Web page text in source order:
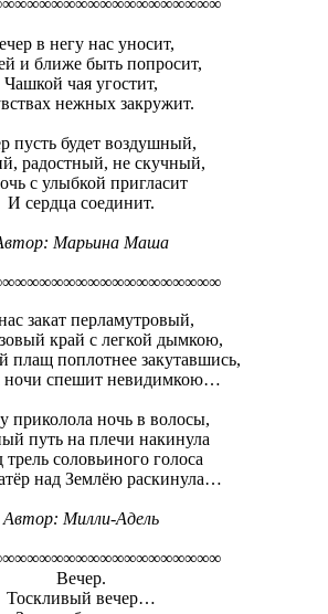
в негу нас уносит,
и ближе быть попросит,
Чашкой чая угостит,
нежных закружит.
пусть будет воздушный,
радостный, не скучный,
с улыбкой пригласит
И сердца соединит.
Марьина Маша
закат перламутровый,
край с легкой дымкою,
плащ поплотнее закутавшись,
ночи спешит невидимкою…
приколола ночь в волосы,
путь на плечи накинула
соловьиного голоса
над Землёю раскинула…
Автор: Милли-Адель
Вечер.
Тоскливый вечер…